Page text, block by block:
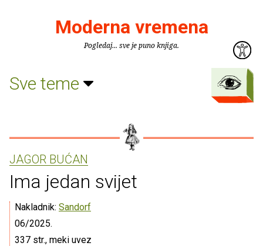
Moderna vremena
Pogledaj... sve je puno knjiga.
Sve teme
JAGOR BUĆAN
Ima jedan svijet
Nakladnik: Sandorf
06/2025.
337 str., meki uvez